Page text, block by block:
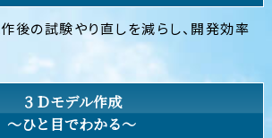
後の試験やり直しを減らし、開発効率
３Ｄモデル作成
〜ひと目でわかる〜